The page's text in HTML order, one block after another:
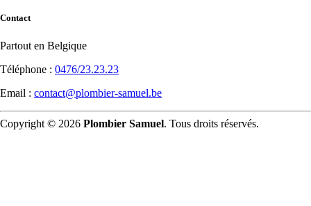
Contact
Partout en Belgique
Téléphone : 0476/23.23.23
Email : contact@plombier-samuel.be
Copyright © 2026 Plombier Samuel. Tous droits réservés.